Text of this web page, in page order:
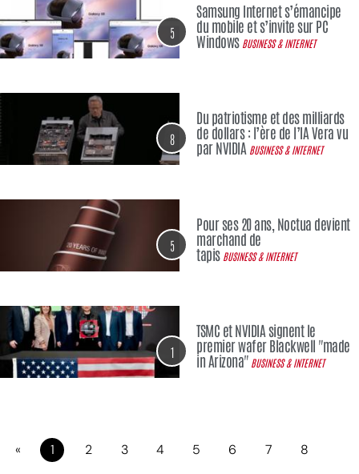
5
Samsung Internet s’émancipe
du mobile et s’invite sur PC
Windows BUSINESS & INTERNET
8
Du patriotisme et des milliards
de dollars : l’ère de l’IA Vera vu
par NVIDIA BUSINESS & INTERNET
5
Pour ses 20 ans, Noctua devient
marchand de
tapis BUSINESS & INTERNET
1
TSMC et NVIDIA signent le
premier wafer Blackwell "made
in Arizona" BUSINESS & INTERNET
« 1 2 3 4 5 6 7
8